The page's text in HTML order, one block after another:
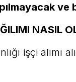
ve
NASIL
işçi alımı